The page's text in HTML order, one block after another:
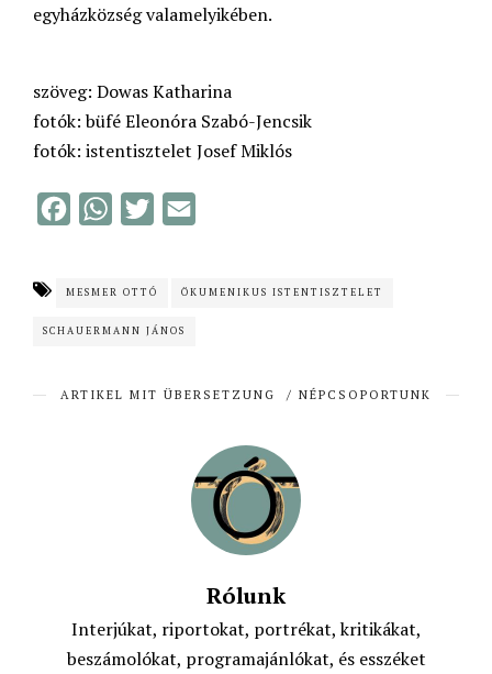
egyházközség valamelyikében.
szöveg: Dowas Katharina
fotók: büfé Eleonóra Szabó-Jencsik
fotók: istentisztelet Josef Miklós
b
o
W
s
p
t
MESMER OTTÓ ÖKUMENIKUS ISTENTISZTELET
SCHAUERMANN JÁNOS
ARTIKEL MIT ÜBERSETZUNG / NÉPCSOPORTUNK
Rólunk
Interjúkat, riportokat, portrékat, kritikákat,
beszámolókat, programajánlókat, és esszéket